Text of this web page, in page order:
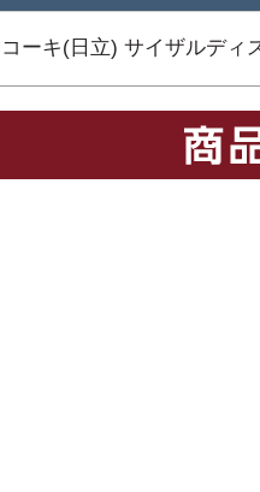
ーキ(日立) サイザルディ